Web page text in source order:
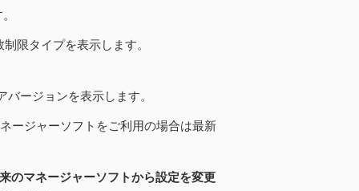
限タイプを表示します。
ージョンを表示します。
ージャーソフトをご利用の場合は最新
のマネージャーソフトから設定を変更